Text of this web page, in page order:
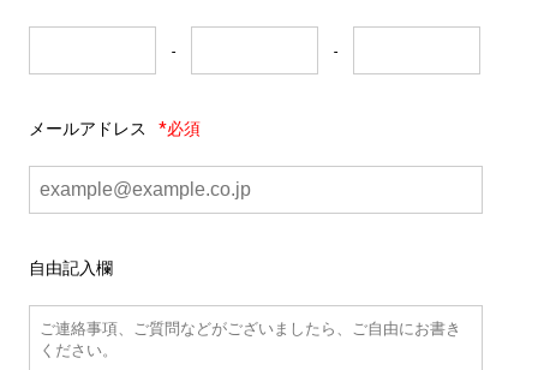
- -
メールアドレス *必須
自由記入欄